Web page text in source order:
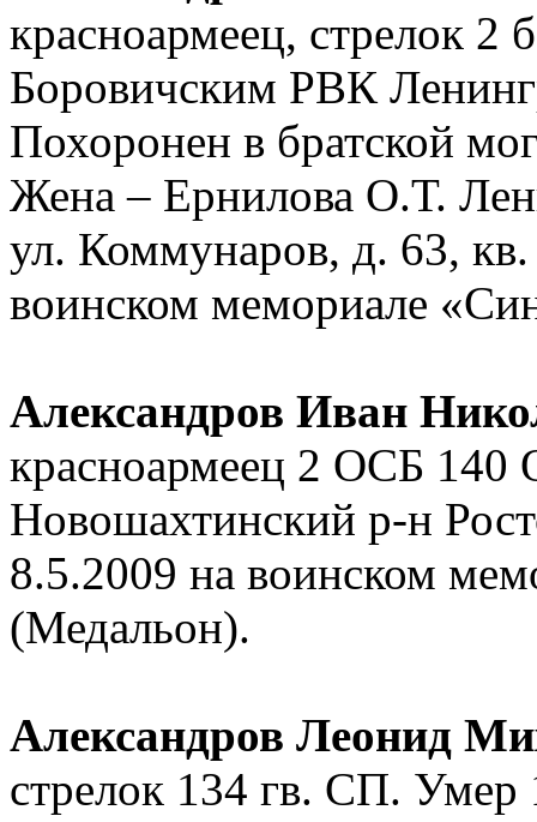
красноармеец, стрелок 2
Боровичским РВК
Похоронен в братской
Жена – Ернилова О.Т.
ул. Коммунаров, д. 63,
воинском мемориале
Александров Иван
красноармеец 2 ОСБ 140
Новошахтинский р-н
8.5.2009 на воинском
(Медальон).
Александров Леонид
стрелок 134 гв. СП. Умер